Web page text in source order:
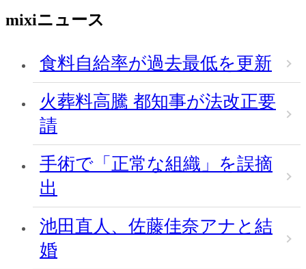
mixiニュース
食料自給率が過去最低を更新
火葬料高騰 都知事が法改正要
請
手術で「正常な組織」を誤摘
出
池田直人、佐藤佳奈アナと結
婚